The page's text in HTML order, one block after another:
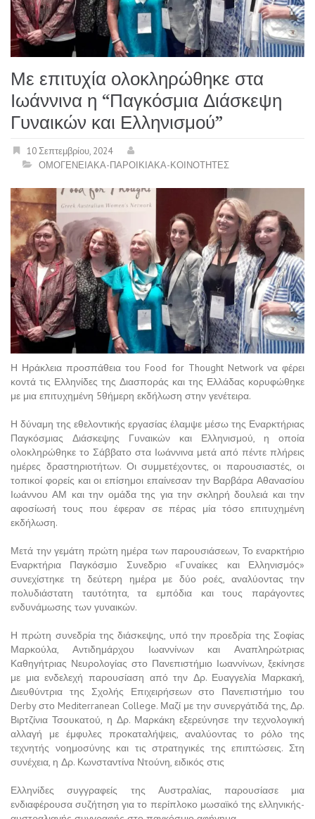
Με επιτυχία ολοκληρώθηκε στα
Ιωάννινα η “Παγκόσμια Διάσκεψη
Γυναικών και Ελληνισμού”
10 Σεπτεμβρίου, 2024
ΟΜΟΓΕΝΕΙΑΚΑ-ΠΑΡΟΙΚΙΑΚΑ-ΚΟΙΝΟΤΗΤΕΣ
Η Ηράκλεια προσπάθεια του Food for Thought Network να φέρει
κοντά τις Ελληνίδες της Διασποράς και της Ελλάδας κορυφώθηκε
με μια επιτυχημένη 5θήμερη εκδήλωση στην γενέτειρα.
Η δύναμη της εθελοντικής εργασίας έλαμψε μέσω της Εναρκτήριας
Παγκόσμιας Διάσκεψης Γυναικών και Ελληνισμού, η οποία
ολοκληρώθηκε το Σάββατο στα Ιωάννινα μετά από πέντε πλήρεις
ημέρες δραστηριοτήτων. Οι συμμετέχοντες, οι παρουσιαστές, οι
τοπικοί φορείς και οι επίσημοι επαίνεσαν την Βαρβάρα Αθανασίου
Ιωάννου ΑΜ και την ομάδα της για την σκληρή δουλειά και την
αφοσίωσή τους που έφεραν σε πέρας μία τόσο επιτυχημένη
εκδήλωση.
Μετά την γεμάτη πρώτη ημέρα των παρουσιάσεων, Το εναρκτήριο
Εναρκτήρια Παγκόσμιο Συνεδριο «Γυναίκες και Ελληνισμός»
συνεχίστηκε τη δεύτερη ημέρα με δύο ροές, αναλύοντας την
πολυδιάστατη ταυτότητα, τα εμπόδια και τους παράγοντες
ενδυνάμωσης των γυναικών.
Η πρώτη συνεδρία της διάσκεψης, υπό την προεδρία της Σοφίας
Μαρκούλα, Αντιδημάρχου Ιωαννίνων και Αναπληρώτριας
Καθηγήτριας Νευρολογίας στο Πανεπιστήμιο Ιωαννίνων, ξεκίνησε
με μια ενδελεχή παρουσίαση από την Δρ. Ευαγγελία Μαρκακή,
Διευθύντρια της Σχολής Επιχειρήσεων στο Πανεπιστήμιο του
Derby στο Mediterranean College. Μαζί με την συνεργάτιδά της, Δρ.
Βιρτζίνια Τσουκατού, η Δρ. Μαρκάκη εξερεύνησε την τεχνολογική
αλλαγή με έμφυλες προκαταλήψεις, αναλύοντας το ρόλο της
τεχνητής νοημοσύνης και τις στρατηγικές της επιπτώσεις. Στη
συνέχεια, η Δρ. Κωνσταντίνα Ντούνη, ειδικός στις
Ελληνίδες συγγραφείς της Αυστραλίας, παρουσίασε μια
ενδιαφέρουσα συζήτηση για το περίπλοκο μωσαϊκό της ελληνικής-